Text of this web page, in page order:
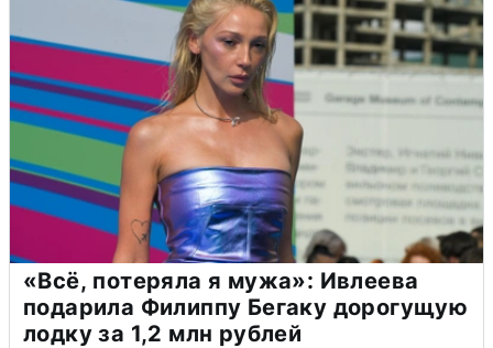
«Всё, потеряла я мужа»: Ивлеева
подарила Филиппу Бегаку дорогущую
лодку за 1,2 млн рублей